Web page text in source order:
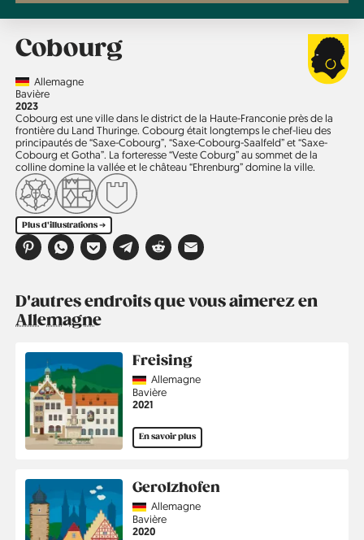
Cobourg
CountryAllemagne
Région
Bavière
Année
2023
Cobourg est une ville dans le district de la Haute-Franconie près de la
frontière du Land Thuringe. Cobourg était longtemps le chef-lieu des
principautés de “Saxe-Cobourg”, “Saxe-Cobourg-Saalfeld” et “Saxe-
Cobourg et Gotha”. La forteresse “Veste Coburg” au sommet de la
colline domine la vallée et le château “Ehrenburg” domine la ville.
Plus d'illustrations ➔
D'autres endroits que vous aimerez en
Allemagne
Freising
CountryAllemagne
Région
Bavière
Année
2021
En savoir plus
Gerolzhofen
CountryAllemagne
Région
Bavière
Année
2020